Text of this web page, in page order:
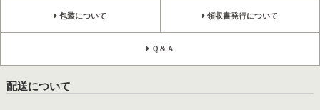
包装について 領収書発行について
Ｑ＆Ａ
配送について